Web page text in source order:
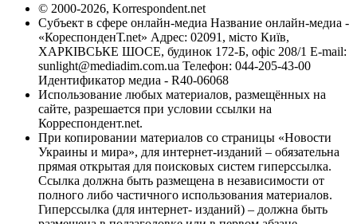
© 2000-2026, Korrespondent.net
Субъект в сфере онлайн-медиа Название онлайн-медиа -
«КореспонденТ.net» Адрес: 02091, місто Київ,
ХАРКІВСЬКЕ ШОСЕ, будинок 172-Б, офіс 208/1 E-mail:
sunlight@mediadim.com.ua Телефон: 044-205-43-00
Идентификатор медиа - R40-06068
Использование любых материалов, размещённых на
сайте, разрешается при условии ссылки на
Корреспондент.net.
При копировании материалов со страницы «Новости
Украины и мира», для интернет-изданий – обязательна
прямая открытая для поисковых систем гиперссылка.
Ссылка должна быть размещена в независимости от
полного либо частичного использования материалов.
Гиперссылка (для интернет- изданий) – должна быть